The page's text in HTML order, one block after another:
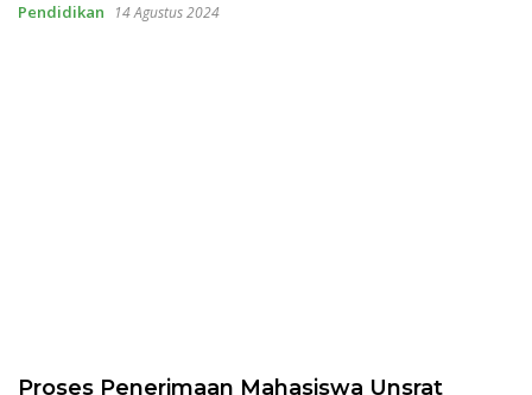
Pendidikan 14 Agustus 2024
Proses Penerimaan Mahasiswa Unsrat